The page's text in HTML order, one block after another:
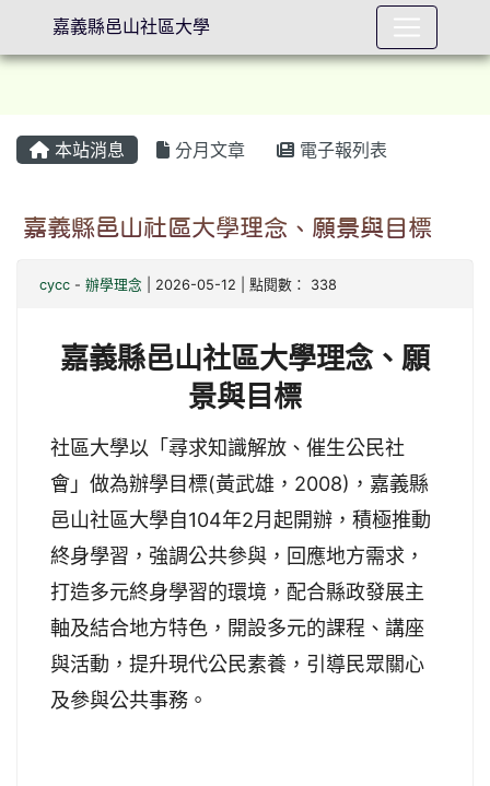
本站消息 分月文章 電子報列表
嘉義縣邑山社區大學理念、願景與目標
cycc - 辦學理念 | 2026-05-12 | 點閱數： 338
嘉義縣邑山社區大學理念、願
景與目標
社區大學以「尋求知識解放、催生公民社
會」做為辦學目標(黃武雄，2008)，嘉義縣
邑山社區大學自104年2月起開辦，積極推動
終身學習，強調公共參與，回應地方需求，
打造多元終身學習的環境，配合縣政發展主
軸及結合地方特色，開設多元的課程、講座
與活動，提升現代公民素養，引導民眾關心
及參與公共事務。
嘉義縣邑山社區大學